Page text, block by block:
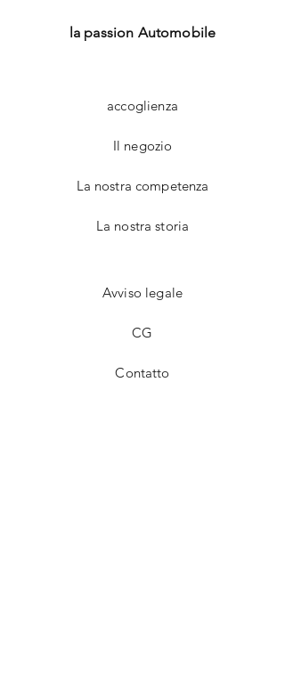
la passion Automobile
accoglienza
Il negozio
La nostra competenza
La nostra storia
Avviso legale
CG
Contatto